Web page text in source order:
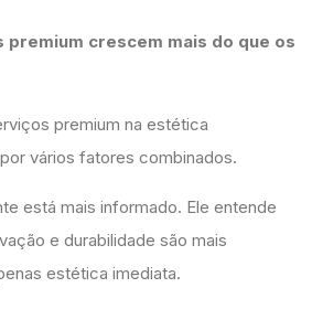
premium crescem mais do que os
premium na estética
vários fatores combinados.
está mais informado. Ele entende
e durabilidade são mais
estética imediata.